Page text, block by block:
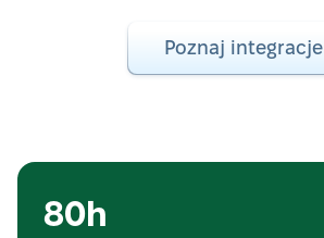
Poznaj integracje
80h